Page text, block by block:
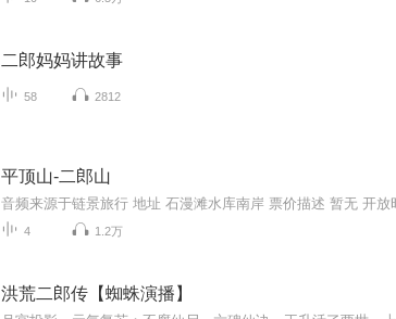
二郎妈妈讲故事
58 2812
平顶山-二郎山
音频来源于链景旅行 地址 石漫滩水库南岸 票价描述 暂无 开
4 1.2万
洪荒二郎传【蜘蛛演播】